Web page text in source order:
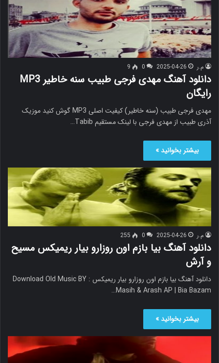
م.ر 2025-04-26
0
9
دانلود آهنگ مهدی فرجی طبیب سنه خاطیر MP3
رایگان
مهدی فرجی طبیب (سنه خاطیر) کیفیت اصلی MP3 گوش کنید موزیک
آذری طبیب از مهدی فرجی با لینک مستقیم Tabib…
بیشتر بخوانید »
م.ر 2025-04-26
0
255
دانلود آهنگ بیا بازم اون روزارو بیار ریمیکس مسیح
و آرش
دانلود آهنگ بیا بازم اون روزارو بیار ریمیکس Download Old Music BY :
Masih & Arash AP | Bia Bazam…
بیشتر بخوانید »